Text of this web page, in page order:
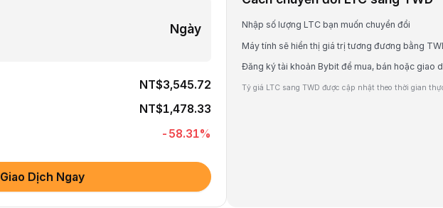
Ngày
NT$3,545.72
NT$1,478.33
-58.31%
Giao Dịch Ngay
Nhập số lượng LTC bạn muốn chuyển đổi
Máy tính sẽ hiển thị giá trị tương đương bằng
Đăng ký tài khoản Bybit để mua, bán hoặc giao
Tỷ giá LTC sang TWD được cập nhật theo thời gian